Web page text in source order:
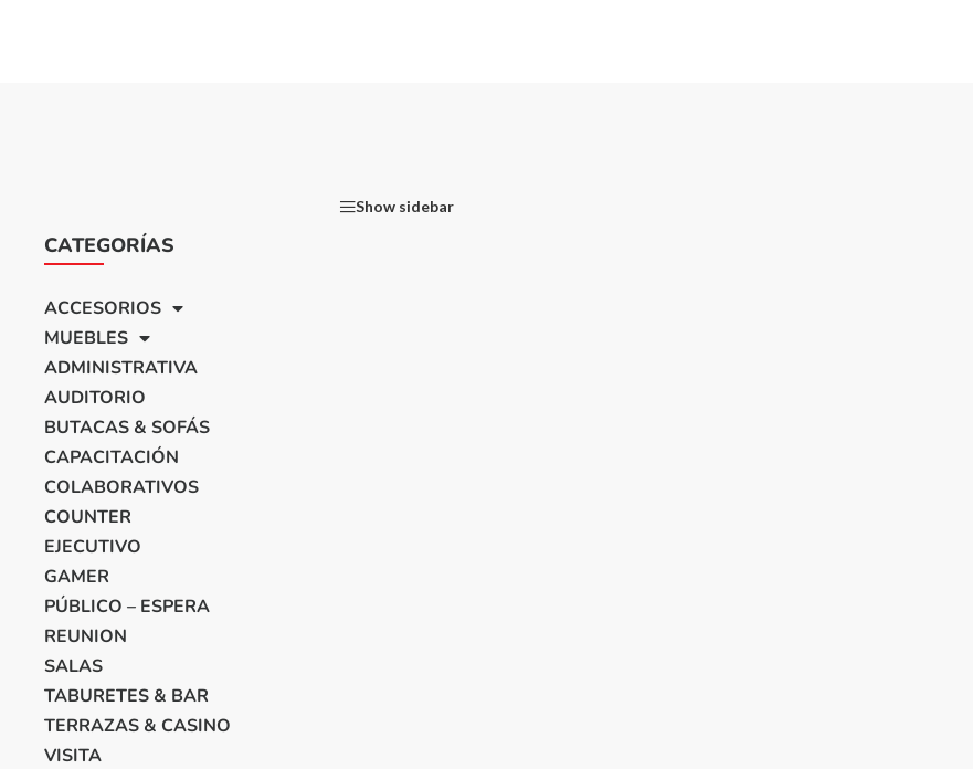
CATEGORÍAS
ACCESORIOS
MUEBLES
ADMINISTRATIVA
AUDITORIO
BUTACAS & SOFÁS
CAPACITACIÓN
COLABORATIVOS
COUNTER
EJECUTIVO
GAMER
PÚBLICO – ESPERA
REUNION
SALAS
TABURETES & BAR
TERRAZAS & CASINO
VISITA
Show sidebar